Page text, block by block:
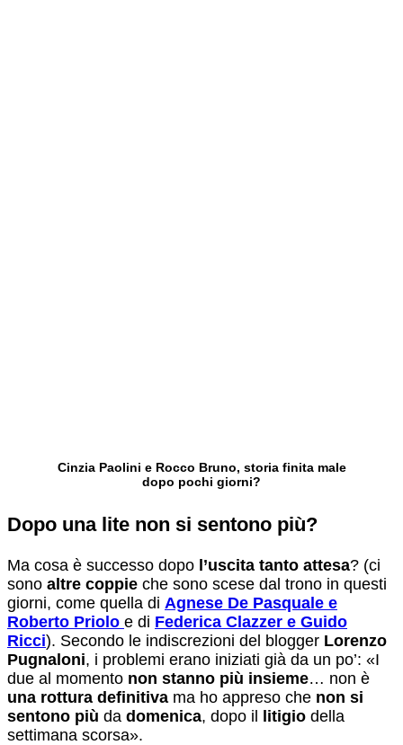
Cinzia Paolini e Rocco Bruno, storia finita male
dopo pochi giorni?
Dopo una lite non si sentono più?
Ma cosa è successo dopo l’uscita tanto attesa? (ci
sono altre coppie che sono scese dal trono in questi
giorni, come quella di Agnese De Pasquale e
Roberto Priolo e di Federica Clazzer e Guido
Ricci). Secondo le indiscrezioni del blogger Lorenzo
Pugnaloni, i problemi erano iniziati già da un po’: «I
due al momento non stanno più insieme… non è
una rottura definitiva ma ho appreso che non si
sentono più da domenica, dopo il litigio della
settimana scorsa».